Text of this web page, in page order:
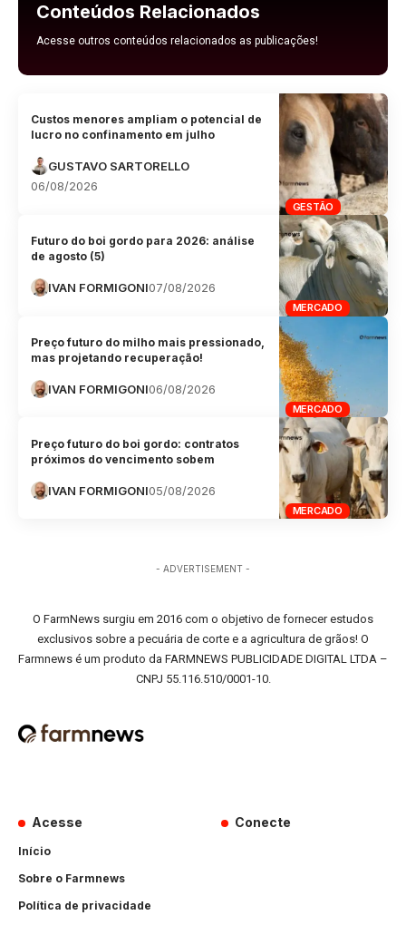
Conteúdos Relacionados
Acesse outros conteúdos relacionados as publicações!
GESTÃO
Custos menores ampliam o potencial de
lucro no confinamento em julho
GUSTAVO SARTORELLO
06/08/2026
MERCADO
Futuro do boi gordo para 2026: análise
de agosto (5)
IVAN FORMIGONI07/08/2026
MERCADO
Preço futuro do milho mais pressionado,
mas projetando recuperação!
IVAN FORMIGONI06/08/2026
MERCADO
Preço futuro do boi gordo: contratos
próximos do vencimento sobem
IVAN FORMIGONI05/08/2026
- ADVERTISEMENT -
O FarmNews surgiu em 2016 com o objetivo de fornecer estudos
exclusivos sobre a pecuária de corte e a agricultura de grãos! O
Farmnews é um produto da FARMNEWS PUBLICIDADE DIGITAL LTDA –
CNPJ 55.116.510/0001-10.
Acesse
Início
Sobre o Farmnews
Política de privacidade
Conecte